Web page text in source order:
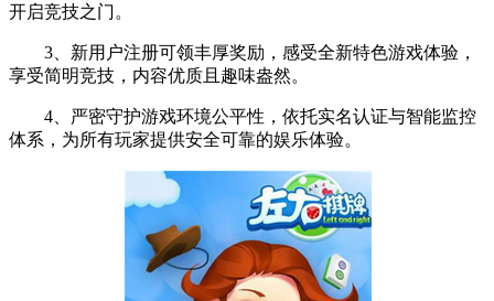
开启竞技之门。
3、新用户注册可领丰厚奖励，感受全新特色游戏体验，
享受简明竞技，内容优质且趣味盎然。
4、严密守护游戏环境公平性，依托实名认证与智能监控
体系，为所有玩家提供安全可靠的娱乐体验。